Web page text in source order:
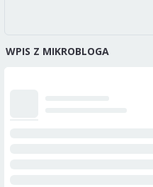
WPIS Z MIKROBLOGA